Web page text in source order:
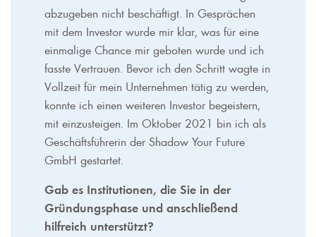
abzugeben nicht beschäftigt. In Gesprächen
mit dem Investor wurde mir klar, was für eine
einmalige Chance mir geboten wurde und ich
fasste Vertrauen. Bevor ich den Schritt wagte in
Vollzeit für mein Unternehmen tätig zu werden,
konnte ich einen weiteren Investor begeistern,
mit einzusteigen. Im Oktober 2021 bin ich als
Geschäftsführerin der Shadow Your Future
GmbH gestartet.
Gab es Institutionen, die Sie in der
Gründungsphase und anschließend
hilfreich unterstützt?